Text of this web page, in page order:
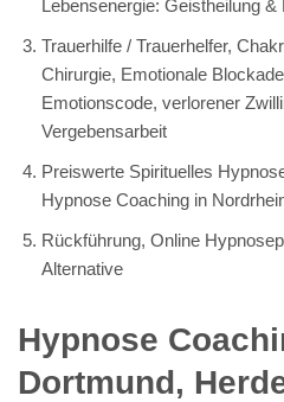
Lebensenergie: Geistheilung
Trauerhilfe / Trauerhelfer,
Chirurgie, Emotionale
Emotionscode, verlorener
Vergebensarbeit
Preiswerte Spirituelles
Hypnose Coaching in
Rückführung, Online
Alternative
Hypnose
Dortmund,